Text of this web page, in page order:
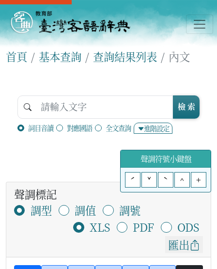
首頁 基本查詢 查詢結果列表 內文
詞目音讀 對應國語 全文查詢 進階設定
檢 索
聲調符號小鍵盤
ˊ
ˇ ˋ ^ +
聲調標記
調型
調值
調號
XLS
PDF
ODS
匯出